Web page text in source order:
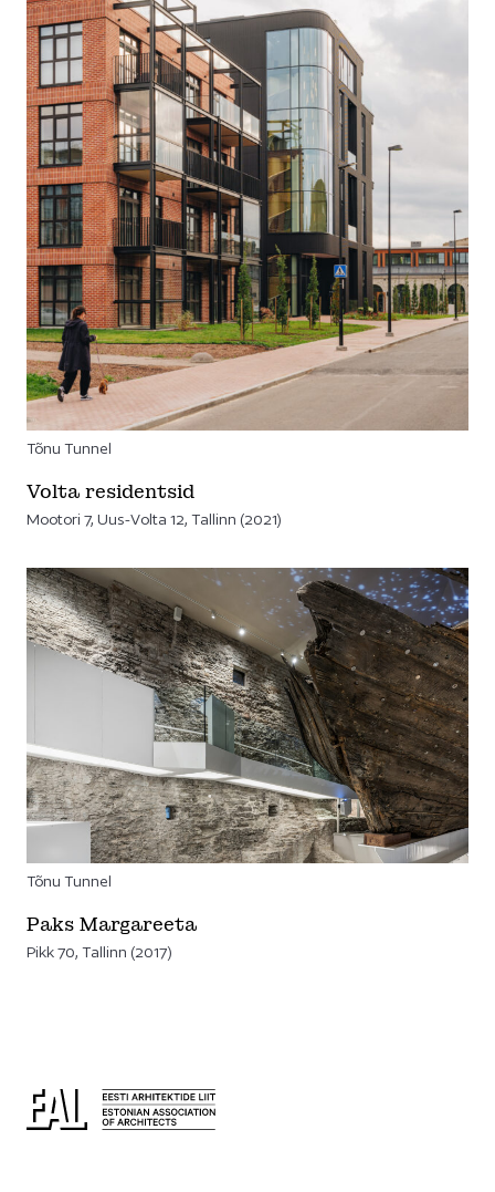
Tõnu Tunnel
Volta residentsid
Mootori 7, Uus-Volta 12, Tallinn (2021)
Tõnu Tunnel
Paks Margareeta
Pikk 70, Tallinn (2017)